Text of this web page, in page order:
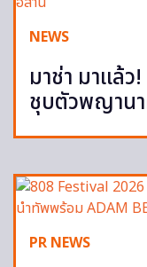
NEWS
มาช่า มาแล้ว
ชุบตัวพญานา
PR NEWS